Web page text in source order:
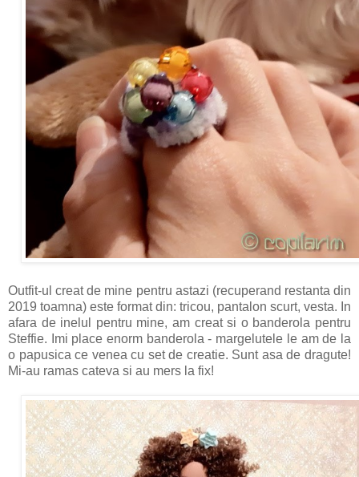
Outfit-ul creat de mine pentru astazi (recuperand restanta din
2019 toamna) este format din: tricou, pantalon scurt, vesta. In
afara de inelul pentru mine, am creat si o banderola pentru
Steffie. Imi place enorm banderola - margelutele le am de la
o papusica ce venea cu set de creatie. Sunt asa de dragute!
Mi-au ramas cateva si au mers la fix!